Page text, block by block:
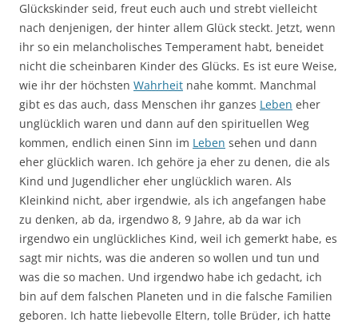
Glückskinder seid, freut euch auch und strebt vielleicht
nach denjenigen, der hinter allem Glück steckt. Jetzt, wenn
ihr so ein melancholisches Temperament habt, beneidet
nicht die scheinbaren Kinder des Glücks. Es ist eure Weise,
wie ihr der höchsten Wahrheit nahe kommt. Manchmal
gibt es das auch, dass Menschen ihr ganzes Leben eher
unglücklich waren und dann auf den spirituellen Weg
kommen, endlich einen Sinn im Leben sehen und dann
eher glücklich waren. Ich gehöre ja eher zu denen, die als
Kind und Jugendlicher eher unglücklich waren. Als
Kleinkind nicht, aber irgendwie, als ich angefangen habe
zu denken, ab da, irgendwo 8, 9 Jahre, ab da war ich
irgendwo ein unglückliches Kind, weil ich gemerkt habe, es
sagt mir nichts, was die anderen so wollen und tun und
was die so machen. Und irgendwo habe ich gedacht, ich
bin auf dem falschen Planeten und in die falsche Familien
geboren. Ich hatte liebevolle Eltern, tolle Brüder, ich hatte